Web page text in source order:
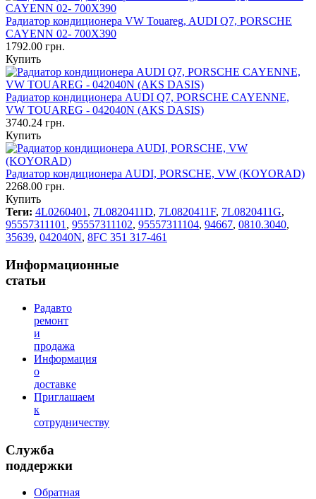
Радиатор кондиционера VW Touareg, AUDI Q7, PORSCHE
CAYENN 02- 700Х390
1792.00 грн.
Купить
Радиатор кондиционера AUDI Q7, PORSCHE CAYENNE,
VW TOUAREG - 042040N (AKS DASIS)
3740.24 грн.
Купить
Радиатор кондиционера AUDI, PORSCHE, VW (KOYORAD)
2268.00 грн.
Купить
Теги: 4L0260401, 7L0820411D, 7L0820411F, 7L0820411G,
95557311101, 95557311102, 95557311104, 94667, 0810.3040,
35639, 042040N, 8FC 351 317-461
Информационные
статьи
Радавто
ремонт
и
продажа
Информация
о
доставке
Приглашаем
к
сотрудничеству
Служба
поддержки
Обратная